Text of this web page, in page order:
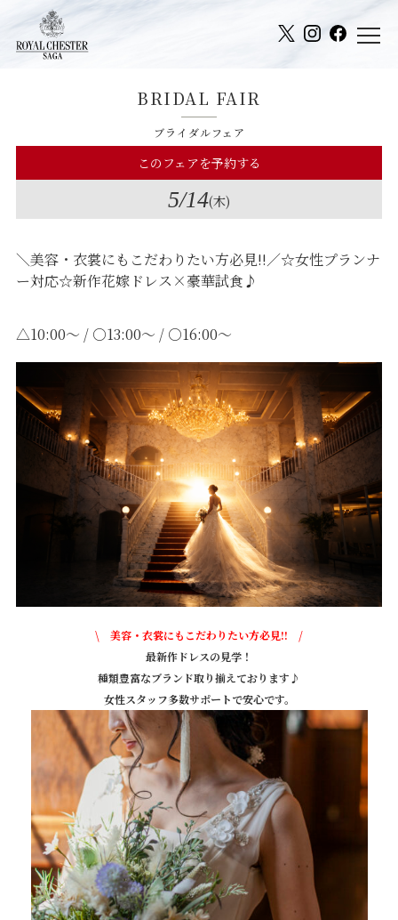
BRIDAL FAIR
ブライダルフェア
このフェアを予約する
5/14(木)
＼美容・衣裳にもこだわりたい方必見‼／☆女性プランナ
ー対応☆新作花嫁ドレス×豪華試食♪
△10:00～ / ○13:00～ / ○16:00～
\ 美容・衣裳にもこだわりたい方必見‼ /
最新作ドレスの見学！
種類豊富なブランド取り揃えております♪
女性スタッフ多数サポートで安心です。